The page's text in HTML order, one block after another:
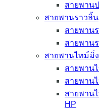
สายพาน
สายพานราวลิ้น
สายพาน
สายพาน
สายพานไทม์มิ่ง
สายพาน
สายพาน
สายพาน
HP